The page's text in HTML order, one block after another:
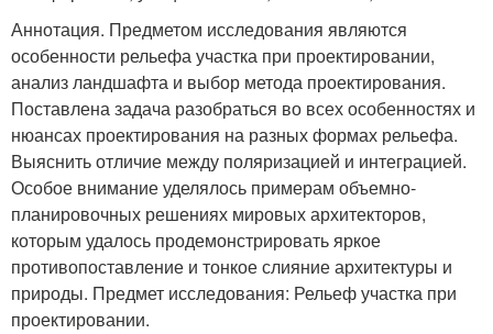
Аннотация. Предметом исследования являются
особенности рельефа участка при проектировании,
анализ ландшафта и выбор метода проектирования.
Поставлена задача разобраться во всех особенностях и
нюансах проектирования на разных формах рельефа.
Выяснить отличие между поляризацией и интеграцией.
Особое внимание уделялось примерам объемно-
планировочных решениях мировых архитекторов,
которым удалось продемонстрировать яркое
противопоставление и тонкое слияние архитектуры и
природы. Предмет исследования: Рельеф участка при
проектировании.